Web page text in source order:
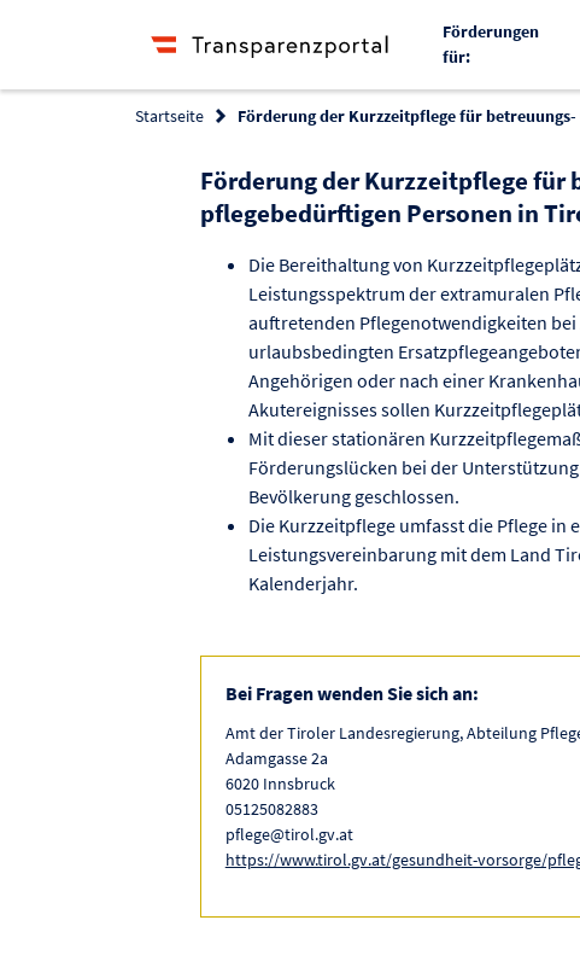
Förderungen
für:
Startseite Förderung der Kurzzeitpflege für
Förderung der Kurzzeitpflege für
pflegebedürftigen Personen in
Die Bereithaltung von
Leistungsspektrum der extramuralen
auftretenden Pflegenotwendigkeiten bei
urlaubsbedingten
Angehörigen oder nach einer
Akutereignisses sollen
Mit dieser stationären
Förderungslücken bei der
Bevölkerung geschlossen.
Die Kurzzeitpflege umfasst die Pflege in
Leistungsvereinbarung mit dem Land
Kalenderjahr.
Bei Fragen wenden Sie sich an:
Amt der Tiroler Landesregierung, Abteilung
Adamgasse 2a
6020 Innsbruck
05125082883
pflege@tirol.gv.at
https://www.tirol.gv.at/gesundheit-vorsorge/